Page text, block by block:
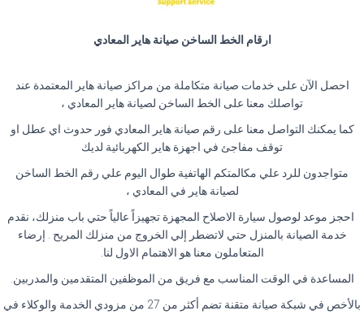
ارقام الخط الساخن صيانة هاير المعادي
احصل الآن على خدمات صيانة متكاملة من مراكز صيانة هاير المعتمدة عند
تواصلك معنا على الخط الساخن لصيانة هاير المعادي ،
كما يمكنك التواصل معنا على رقم صيانة هاير المعادي فور حدوث اي عطل او
توقف مفاجئ في اجهزة هاير الكهربائية لديك
متواجدون للرد علي مكالمتكم الهاتفية طوال اليوم علي رقم الخط الساخن
لصيانة هاير في المعادي ،
احجز موعد لوصول سيارة الاصلاح المجهزة تجهيزاً عالياً حتي باب منزلك، نقدم
خدمة الصيانة بالمنزل حتي لاتضطر إلي الخروج من منزلك المريح . إرضاء
المتعاملون معنا هو الاهتمام الاول لنا.
المساعدة في الوقت المناسب مع فريق من الموظفين المتقدمين والمدربين.
بالأخص في شبكة صيانة متقنة تضم أكثر من 27 من مزودي الخدمة والوكلاء في